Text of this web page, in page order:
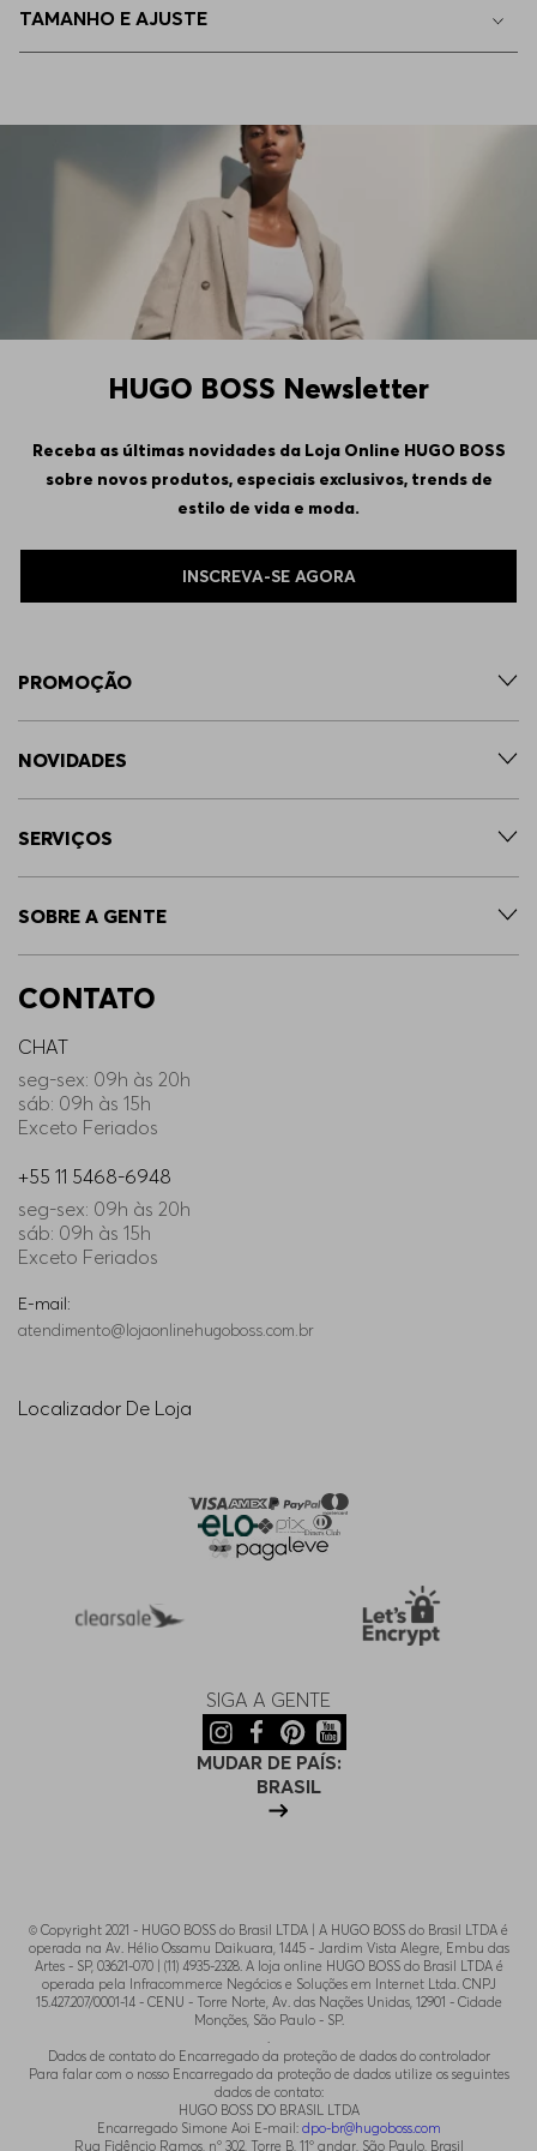
44 Indisponível
46 Indisponível
TAMANHO E AJUSTE
HUGO BOSS Newsletter
Receba as últimas novidades da Loja Online HUGO BOSS
sobre novos produtos, especiais exclusivos, trends de
estilo de vida e moda.
INSCREVA-SE AGORA
PROMOÇÃO
NOVIDADES
SERVIÇOS
SOBRE A GENTE
CONTATO
CHAT
seg-sex: 09h às 20h
sáb: 09h às 15h
Exceto Feriados
+55 11 5468-6948
seg-sex: 09h às 20h
sáb: 09h às 15h
Exceto Feriados
E-mail:
atendimento@lojaonlinehugoboss.com.br
Localizador De Loja
SIGA A GENTE
MUDAR DE PAÍS:
BRASIL
© Copyright 2021 - HUGO BOSS do Brasil LTDA | A HUGO BOSS do Brasil LTDA é
operada na Av. Hélio Ossamu Daikuara, 1445 - Jardim Vista Alegre, Embu das
Artes - SP, 03621-070 | (11) 4935-2328. A loja online HUGO BOSS do Brasil LTDA é
operada pela Infracommerce Negócios e Soluções em Internet Ltda. CNPJ
15.427.207/0001-14 - CENU - Torre Norte, Av. das Nações Unidas, 12901 - Cidade
Monções, São Paulo - SP.
.
Dados de contato do Encarregado da proteção de dados do controlador
Para falar com o nosso Encarregado da proteção de dados utilize os seguintes
dados de contato:
HUGO BOSS DO BRASIL LTDA
Encarregado Simone Aoi E-mail: dpo-br@hugoboss.com
Rua Fidêncio Ramos, n° 302, Torre B, 11° andar, São Paulo, Brasil